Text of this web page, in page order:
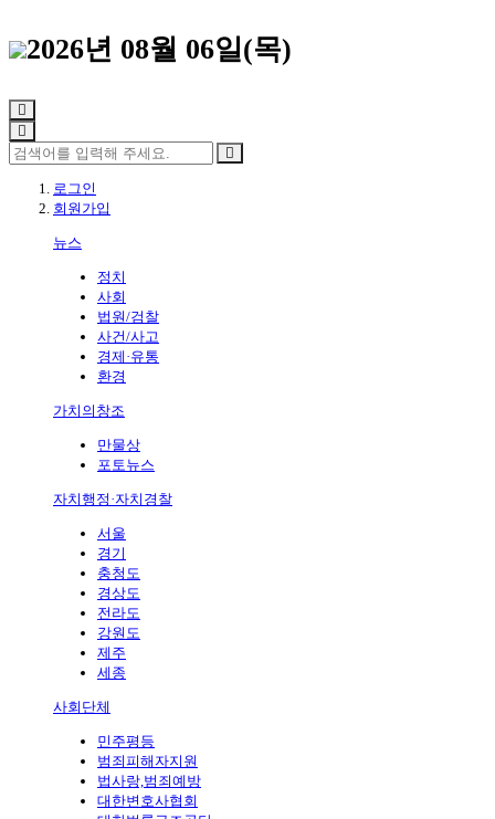
2026년 08월 06일(목)
로그인
회원가입
뉴스
정치
사회
법원/검찰
사건/사고
경제·유통
환경
가치의창조
만물상
포토뉴스
자치행정·자치경찰
서울
경기
충청도
경상도
전라도
강원도
제주
세종
사회단체
민주평등
범죄피해자지원
법사랑,범죄예방
대한변호사협회